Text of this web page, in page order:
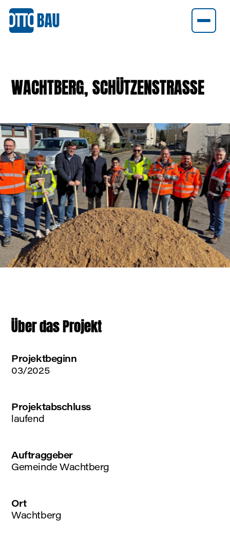
WACHTBERG, SCHÜTZENSTRASSE
Projektbeginn
03/2025
Projektabschluss
laufend
Auftraggeber
Gemeinde Wachtberg
Ort
Wachtberg
Über das Projekt